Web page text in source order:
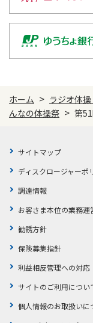
ホーム > ラジオ体
んなの体操祭 > 第
サイトマップ
ディスクロージャーポ
調達情報
お客さま本位の業務
勧誘方針
保険募集指針
利益相反管理への対応
サイトのご利用につい
個人情報のお取扱いに